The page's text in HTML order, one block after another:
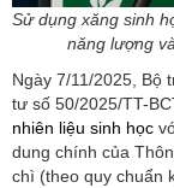
Sử dụng xăng sinh
năng lượng
Ngày 7/11/2025, Bộ
tư số 50/2025/TT-
nhiên liệu sinh học
dung chính của
chì (theo quy chuẩn